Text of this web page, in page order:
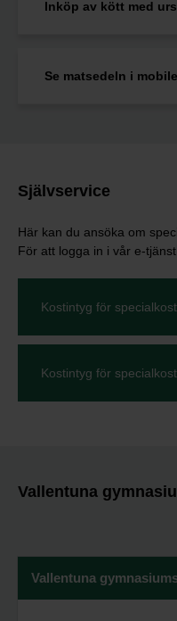
Inköp av kött med
Se matsedeln i
Självservice
Här kan du ansöka om
För att logga in i vår e-
Kostintyg för
Kostintyg för
Vallentuna
Vallentuna